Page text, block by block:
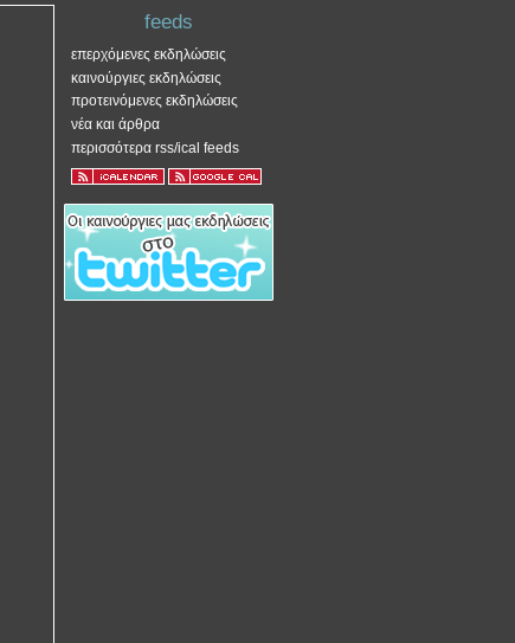
feeds
επερχόμενες εκδηλώσεις
καινούργιες εκδηλώσεις
προτεινόμενες εκδηλώσεις
νέα και άρθρα
περισσότερα rss/ical feeds